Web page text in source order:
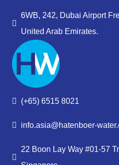
6WB, 242, Dubai Airport
United Arab Emirates.
(+65) 6515 8021
info.asia@hatenboer-
22 Boon Lay Way #01-57